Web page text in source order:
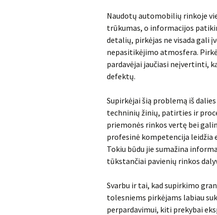
Naudotų automobilių rinkoje
trūkumas, o informacijos
detalių, pirkėjas ne visada gali
nepasitikėjimo atmosfera.
pardavėjai jaučiasi neįvertinti,
defektų.
Supirkėjai šią problemą iš
techninių žinių, patirties ir
priemonės rinkos vertę bei
profesinė kompetencija leidžia
Tokiu būdu jie sumažina
tūkstančiai pavienių rinkos
Svarbu ir tai, kad supirkimo
tolesniems pirkėjams labiau
perpardavimui, kiti prekybai